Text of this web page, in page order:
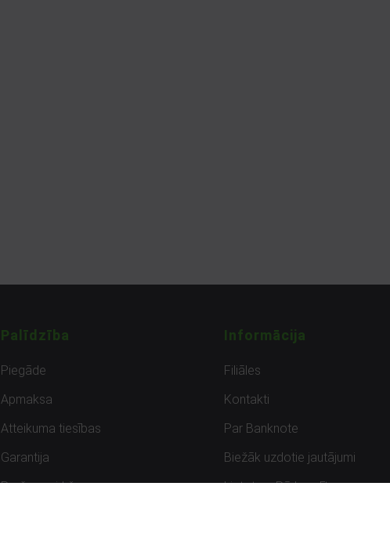
Palīdzība
Piegāde
Apmaksa
Atteikuma tiesības
Garantija
Preču uzpirkšana
Informācija
Filiāles
Kontakti
Par Banknote
Biežāk uzdotie jautājumi
Lietots – Pārbaudīts